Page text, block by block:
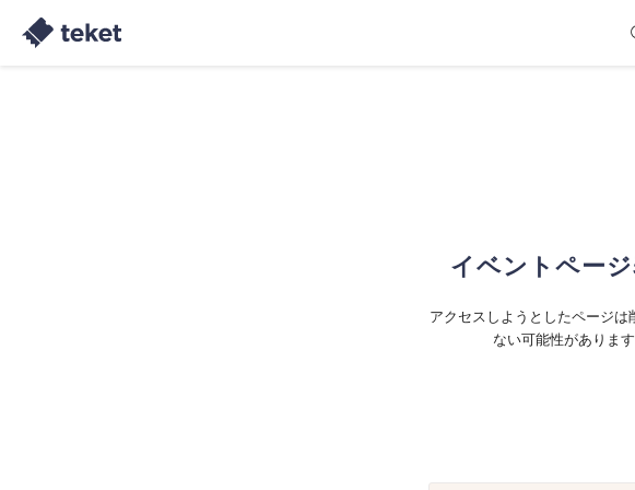
イベントペー
アクセスしようとしたページ
ない可能性がありま